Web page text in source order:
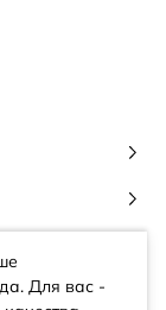
Для вас -